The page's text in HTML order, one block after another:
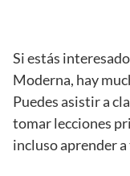
Si estás
Moderna, hay
Puedes asistir a
tomar lecciones
incluso aprender